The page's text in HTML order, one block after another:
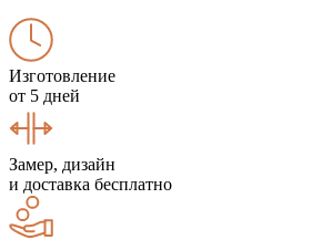
Изготовление
от 5 дней
Замер, дизайн
и доставка бесплатно